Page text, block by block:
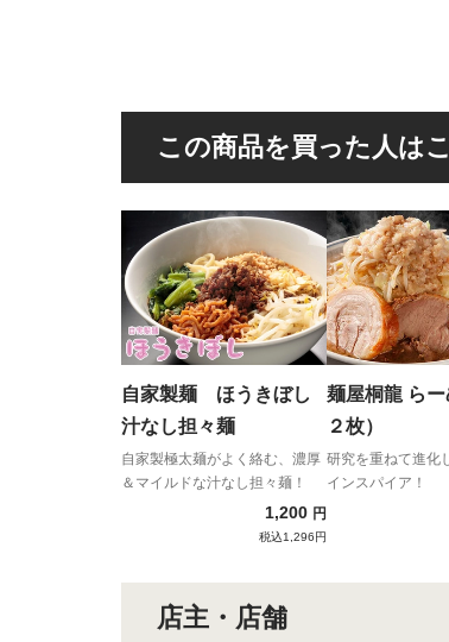
この商品を買った人は
自家製麺 ほうきぼし
汁なし担々麺
自家製極太麺がよく絡む、濃厚
＆マイルドな汁なし担々麺！
1,200 円
税込1,296円
麺屋桐龍 ら
２枚）
研究を重ねて進化
インスパイア！
店主・店舗